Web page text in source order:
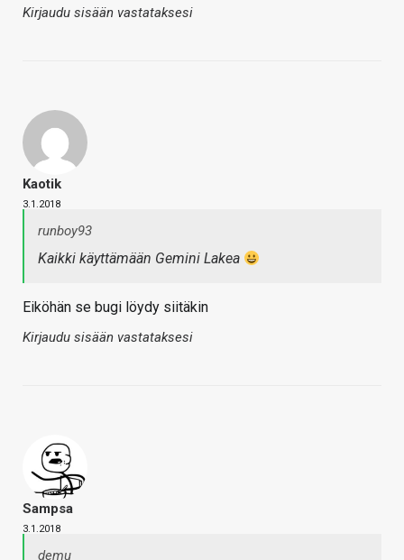
Kirjaudu sisään vastataksesi
Kaotik
3.1.2018
runboy93
Kaikki käyttämään Gemini Lakea
Eiköhän se bugi löydy siitäkin
Kirjaudu sisään vastataksesi
Sampsa
3.1.2018
demu